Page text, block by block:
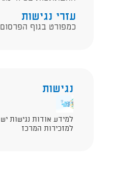
עזרי נגישות
כמפורט בגוף הפרסום
נגישות
למידע אודות נגישות
למזכירות המרכז